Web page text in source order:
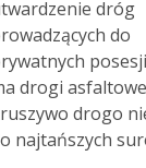
dróg
do
drogi
drogo
najtańszych